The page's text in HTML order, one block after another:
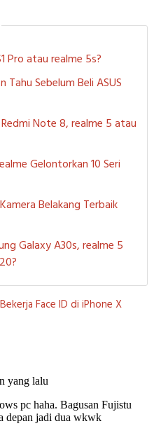
Pro atau realme 5s?
Sebelum Beli ASUS
Note 8, realme 5 atau
Gelontorkan 10 Seri
Belakang Terbaik
Galaxy A30s, realme 5
Face ID di iPhone X